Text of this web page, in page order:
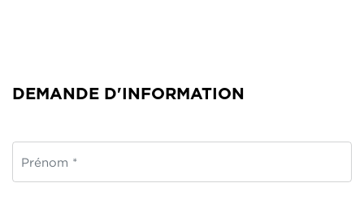
DEMANDE D'INFORMATION